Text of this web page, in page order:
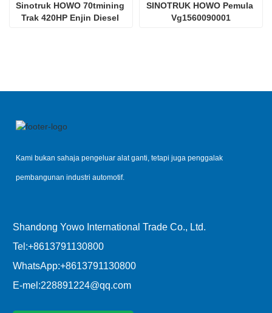
Sinotruk HOWO 70tmining
Trak 420HP Enjin Diesel
SINOTRUK HOWO Pemula
Vg1560090001
Kami bukan sahaja pengeluar alat ganti, tetapi juga penggalak
pembangunan industri automotif.
Shandong Yowo International Trade Co., Ltd.
Tel:+8613791130800
WhatsApp:+8613791130800
E-mel:228891224@qq.com